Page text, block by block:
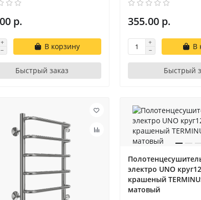
р.
В корзину
Быстрый заказ
355.00 р.
В
Быстрый
электро UNO
крашеный
матовый